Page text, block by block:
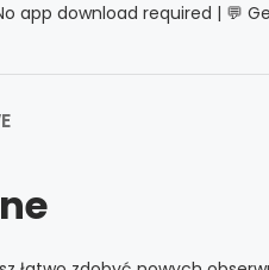
app download required | 💬